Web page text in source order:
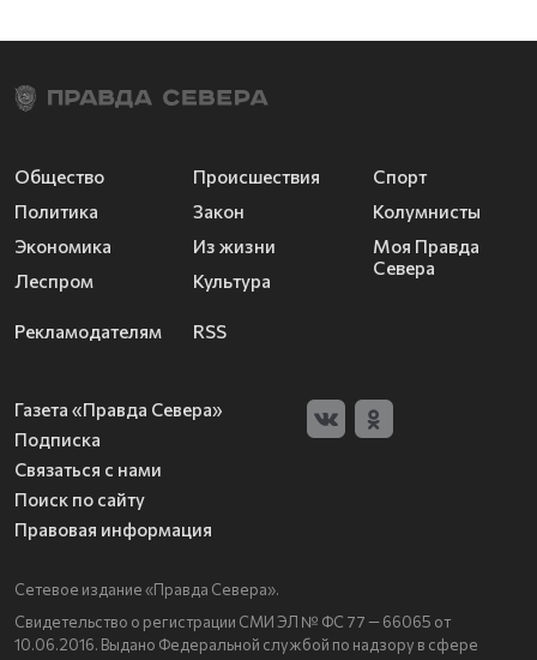
Общество
Политика
Экономика
Леспром
Происшествия
Закон
Из жизни
Культура
Спорт
Колумнисты
Моя Правда
Севера
Рекламодателям RSS
Газета «Правда Севера»
Подписка
Связаться с нами
Поиск по сайту
Правовая информация
Сетевое издание «Правда Севера».
Свидетельство о регистрации СМИ ЭЛ № ФС 77 — 66065 от
10.06.2016. Выдано Федеральной службой по надзору в сфере